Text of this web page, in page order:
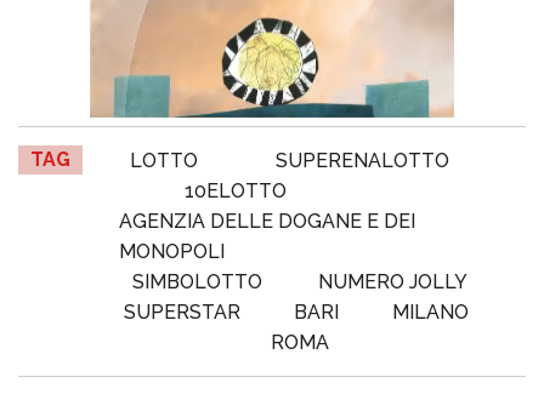
TAG LOTTO
SUPERENALOTTO
10ELOTTO
AGENZIA DELLE DOGANE E DEI
MONOPOLI
SIMBOLOTTO
NUMERO JOLLY
SUPERSTAR
BARI
MILANO
ROMA